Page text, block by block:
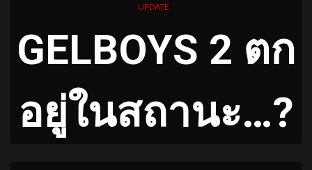
UPDATE
GELBOYS 2 ตก
อยู่ในสถานะ…?